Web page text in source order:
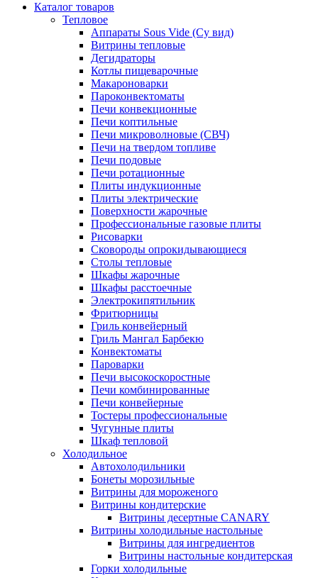
Каталог товаров
Тепловое
Аппараты Sous Vide (Су вид)
Витрины тепловые
Дегидраторы
Котлы пищеварочные
Макароноварки
Пароконвектоматы
Печи конвекционные
Печи коптильные
Печи микроволновые (СВЧ)
Печи на твердом топливе
Печи подовые
Печи ротационные
Плиты индукционные
Плиты электрические
Поверхности жарочные
Профессиональные газовые плиты
Рисоварки
Сковороды опрокидывающиеся
Столы тепловые
Шкафы жарочные
Шкафы расстоечные
Электрокипятильник
Фритюрницы
Гриль конвейерный
Гриль Мангал Барбекю
Конвектоматы
Пароварки
Печи высокоскоростные
Печи комбинированные
Печи конвейерные
Тостеры профессиональные
Чугунные плиты
Шкаф тепловой
Холодильное
Автохолодильники
Бонеты морозильные
Витрины для мороженого
Витрины кондитерские
Витрины десертные CANARY
Витрины холодильные настольные
Витрины для ингредиентов
Витрины настольные кондитерская
Горки холодильные